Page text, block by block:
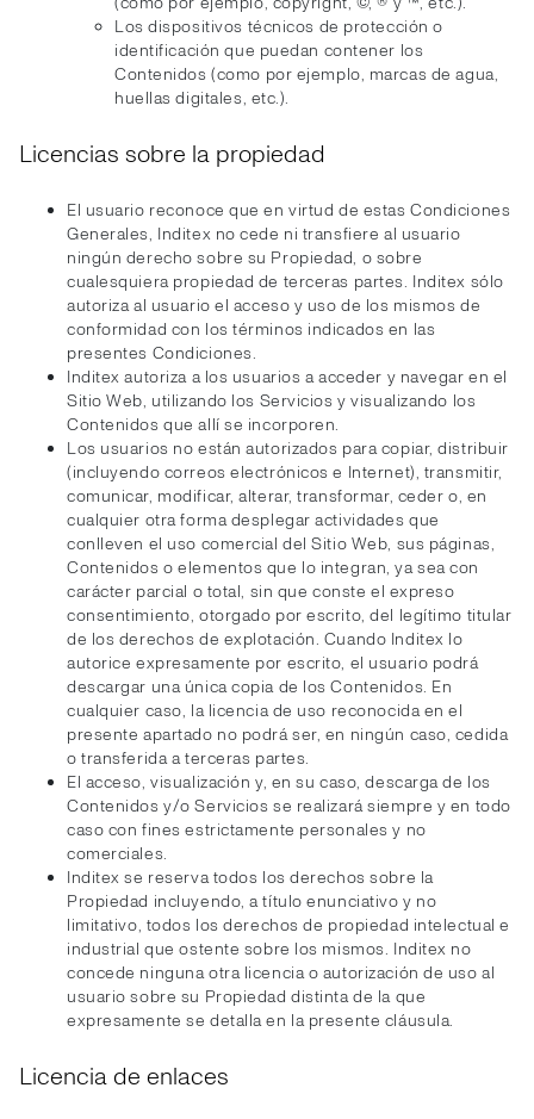
Los dispositivos técnicos de protección o
identificación que puedan contener los
Contenidos (como por ejemplo, marcas de agua,
huellas digitales, etc.).
Licencias sobre la propiedad
El usuario reconoce que en virtud de estas Condiciones
Generales, Inditex no cede ni transfiere al usuario
ningún derecho sobre su Propiedad, o sobre
cualesquiera propiedad de terceras partes. Inditex sólo
autoriza al usuario el acceso y uso de los mismos de
conformidad con los términos indicados en las
presentes Condiciones.
Inditex autoriza a los usuarios a acceder y navegar en el
Sitio Web, utilizando los Servicios y visualizando los
Contenidos que allí se incorporen.
Los usuarios no están autorizados para copiar, distribuir
(incluyendo correos electrónicos e Internet), transmitir,
comunicar, modificar, alterar, transformar, ceder o, en
cualquier otra forma desplegar actividades que
conlleven el uso comercial del Sitio Web, sus páginas,
Contenidos o elementos que lo integran, ya sea con
carácter parcial o total, sin que conste el expreso
consentimiento, otorgado por escrito, del legítimo titular
de los derechos de explotación. Cuando Inditex lo
autorice expresamente por escrito, el usuario podrá
descargar una única copia de los Contenidos. En
cualquier caso, la licencia de uso reconocida en el
presente apartado no podrá ser, en ningún caso, cedida
o transferida a terceras partes.
El acceso, visualización y, en su caso, descarga de los
Contenidos y/o Servicios se realizará siempre y en todo
caso con fines estrictamente personales y no
comerciales.
Inditex se reserva todos los derechos sobre la
Propiedad incluyendo, a título enunciativo y no
limitativo, todos los derechos de propiedad intelectual e
industrial que ostente sobre los mismos. Inditex no
concede ninguna otra licencia o autorización de uso al
usuario sobre su Propiedad distinta de la que
expresamente se detalla en la presente cláusula.
Licencia de enlaces